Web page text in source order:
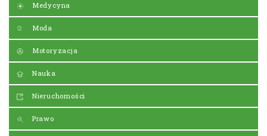
Medycyna
Moda
Motoryzacja
Nauka
Nieruchomości
Prawo